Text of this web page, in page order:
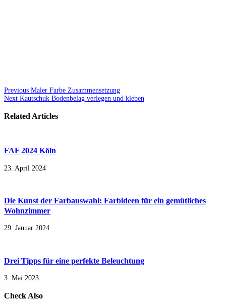
Previous Maler Farbe Zusammensetzung
Next Kautschuk Bodenbelag verlegen und kleben
Related Articles
FAF 2024 Köln
23. April 2024
Die Kunst der Farbauswahl: Farbideen für ein gemütliches
Wohnzimmer
29. Januar 2024
Drei Tipps für eine perfekte Beleuchtung
3. Mai 2023
Check Also